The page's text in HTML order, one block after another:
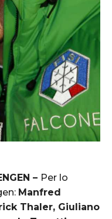
– Per lo
Manfred
Thaler, Giuliano